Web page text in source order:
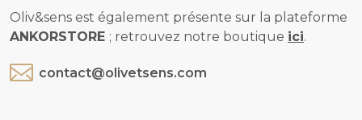
Oliv&sens est également présente sur la plateforme
ANKORSTORE ; retrouvez notre boutique ici.
contact@olivetsens.com